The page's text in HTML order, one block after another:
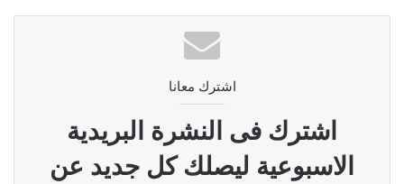
اشترك معانا
اشترك فى النشرة البريدية
الاسبوعية ليصلك كل جديد عن